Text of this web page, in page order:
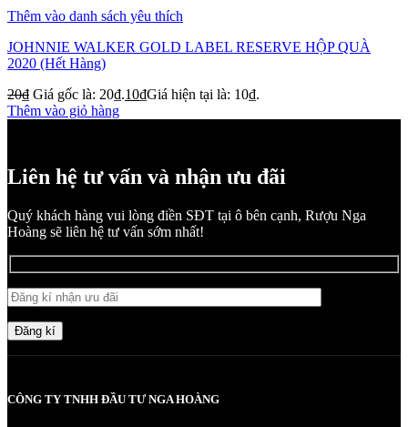
Thêm vào danh sách yêu thích
JOHNNIE WALKER GOLD LABEL RESERVE HỘP QUÀ
2020 (Hết Hàng)
20₫ Giá gốc là: 20₫.10₫Giá hiện tại là: 10₫.
Thêm vào giỏ hàng
Liên hệ tư vấn và nhận ưu đãi
Quý khách hàng vui lòng điền SĐT tại ô bên cạnh, Rượu Nga
Hoàng sẽ liên hệ tư vấn sớm nhất!
Đăng kí
CÔNG TY TNHH ĐẦU TƯ NGA HOÀNG